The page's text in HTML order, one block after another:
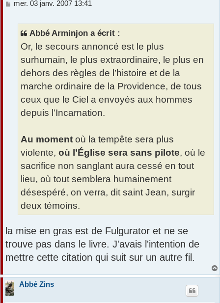
M
mer. 03 janv. 2007 13:41
Abbé Arminjon a écrit :
Or, le secours annoncé est le plus
surhumain, le plus extraordinaire, le plus en
dehors des règles de l’histoire et de la
marche ordinaire de la Providence, de tous
ceux que le Ciel a envoyés aux hommes
depuis l’Incarnation.
Au moment où la tempête sera plus
violente, où l’Église sera sans pilote, où le
sacrifice non sanglant aura cessé en tout
lieu, où tout semblera humainement
désespéré, on verra, dit saint Jean, surgir
deux témoins.
la mise en gras est de Fulgurator et ne se
trouve pas dans le livre. J'avais l'intention de
mettre cette citation qui suit sur un autre fil.
Abbé Zins